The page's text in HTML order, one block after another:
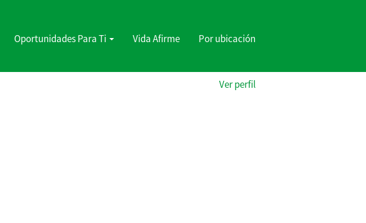
Oportunidades Para Ti Vida Afirme Por ubicación
Ver perfil